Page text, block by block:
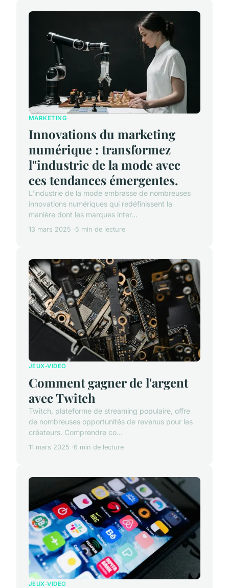
MARKETING
Innovations du marketing
numérique : transformez
l"industrie de la mode avec
ces tendances émergentes.
L'industrie de la mode embrasse de nombreuses
innovations numériques qui redéfinissent la
manière dont les marques inter...
13 mars 2025 5 min de lecture
JEUX-VIDEO
Comment gagner de l'argent
avec Twitch
Twitch, plateforme de streaming populaire, offre
de nombreuses opportunités de revenus pour les
créateurs. Comprendre co...
11 mars 2025 6 min de lecture
JEUX-VIDEO